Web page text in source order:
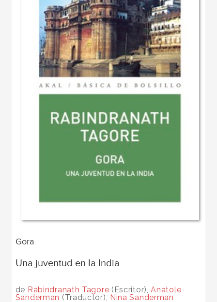
Gora
Una juventud en la India
de Rabindranath Tagore (Escritor),Anatole
Sanderman (Traductor), Nina Sanderman